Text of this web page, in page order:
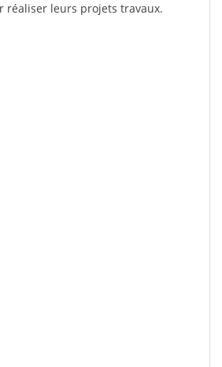
réaliser leurs projets travaux.